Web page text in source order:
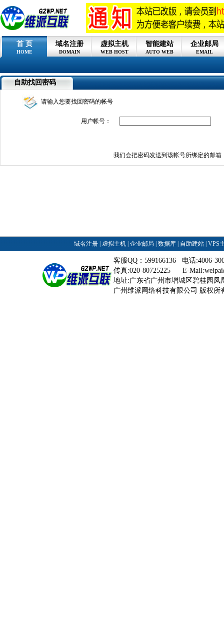
首 页
HOME
域名注册
DOMAIN
虚拟主机
WEB HOST
智能建站
AUTO WEB
企业邮局
EMAIL
自助找回密码
请输入您要找回密码的帐号
用户帐号：
我们会把密码发送到该帐号所绑定的邮箱
域名注册 虚拟主机 企业邮局 数据库 自助建站 VPS
客服QQ：599166136 电话:4006-
传真:020-80725225 E-Mail:
地址:广东省广州市增城区碧桂园
广州维派网络科技有限公司 版权所